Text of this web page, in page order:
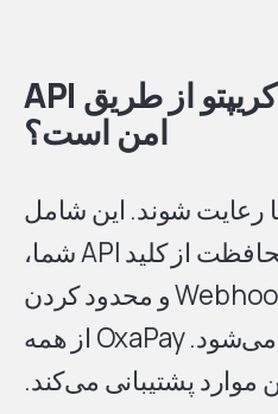
آیا پذیرش کریپتو از طریق API
امن است؟
رعایت شوند. این شامل
استفاده از HTTPS، محافظت از کلید API شما،
بررسی داده‌های Webhook و محدود کردن
اختیاری IP های مجاز می‌شود. OxaPay از همه
موارد پشتیبانی می‌کند.